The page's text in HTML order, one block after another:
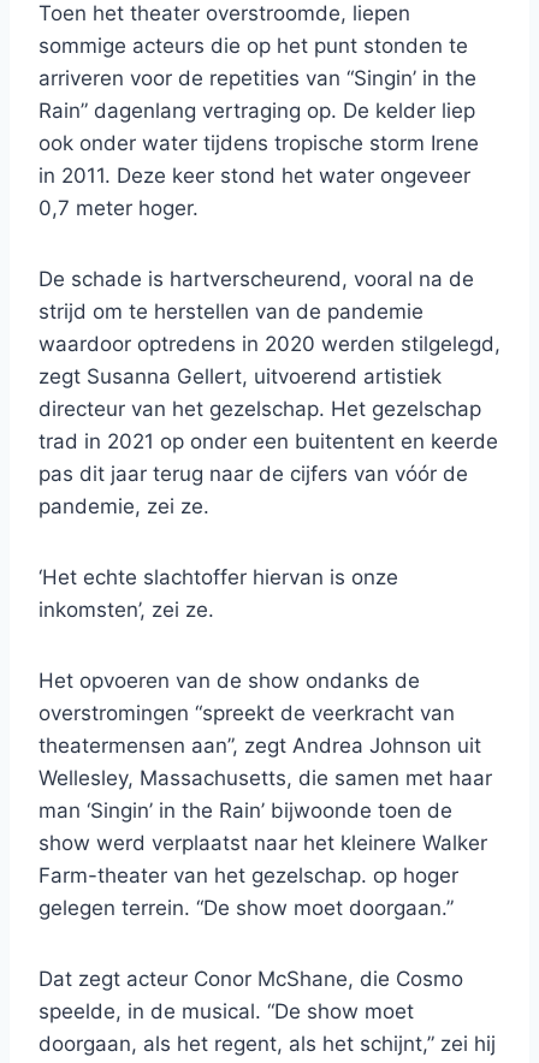
Toen het theater overstroomde, liepen
sommige acteurs die op het punt stonden te
arriveren voor de repetities van “Singin’ in the
Rain” dagenlang vertraging op. De kelder liep
ook onder water tijdens tropische storm Irene
in 2011. Deze keer stond het water ongeveer
0,7 meter hoger.
De schade is hartverscheurend, vooral na de
strijd om te herstellen van de pandemie
waardoor optredens in 2020 werden stilgelegd,
zegt Susanna Gellert, uitvoerend artistiek
directeur van het gezelschap. Het gezelschap
trad in 2021 op onder een buitentent en keerde
pas dit jaar terug naar de cijfers van vóór de
pandemie, zei ze.
‘Het echte slachtoffer hiervan is onze
inkomsten’, zei ze.
Het opvoeren van de show ondanks de
overstromingen “spreekt de veerkracht van
theatermensen aan”, zegt Andrea Johnson uit
Wellesley, Massachusetts, die samen met haar
man ‘Singin’ in the Rain’ bijwoonde toen de
show werd verplaatst naar het kleinere Walker
Farm-theater van het gezelschap. op hoger
gelegen terrein. “De show moet doorgaan.”
Dat zegt acteur Conor McShane, die Cosmo
speelde, in de musical. “De show moet
doorgaan, als het regent, als het schijnt,” zei hij